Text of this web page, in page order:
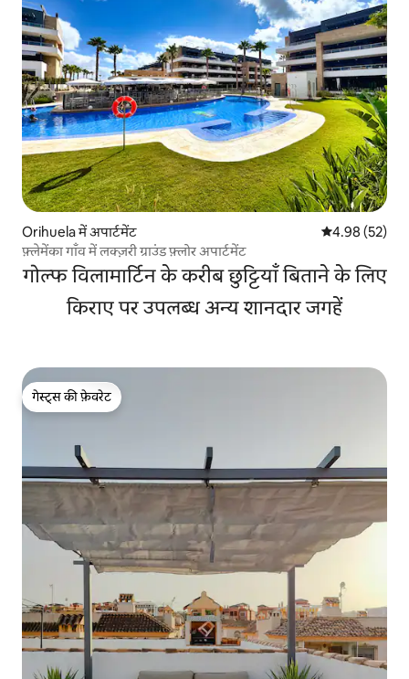
Orihuela में अपार्टमेंट औसत रेटिंग 5 में
4.98 (52)
फ़्लेमेंका गाँव में लक्ज़री ग्राउंड फ़्लोर अपार्टमेंट
गोल्फ विलामार्टिन के करीब छुट्टियाँ बिताने के लिए
किराए पर उपलब्ध अन्य शानदार जगहें
गेस्ट्स की फ़ेवरेट
गेस्ट्स की फ़ेवरेट